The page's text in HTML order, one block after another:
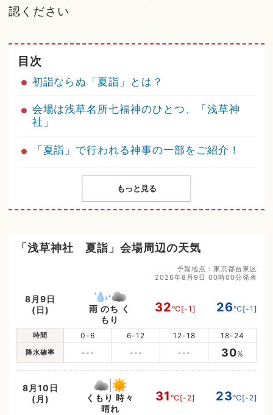
認ください
目次
初詣ならぬ「夏詣」とは？
会場は浅草名所七福神のひとつ、「浅草神
社」
「夏詣」で行われる神事の一部をご紹介！
もっと見る
「浅草神社 夏詣」会場周辺の天気
予報地点：東京都台東区
2026年8月9日 00時00分発表
8月9日
(日)
雨 のち く
もり
32℃[-1] 26℃[-1]
時間 0-6 6-12 12-18 18-24
降水確率 --- --- --- 30%
8月10日
(月)
くもり 時々
晴れ
31 ℃[-2] 23℃[-2]